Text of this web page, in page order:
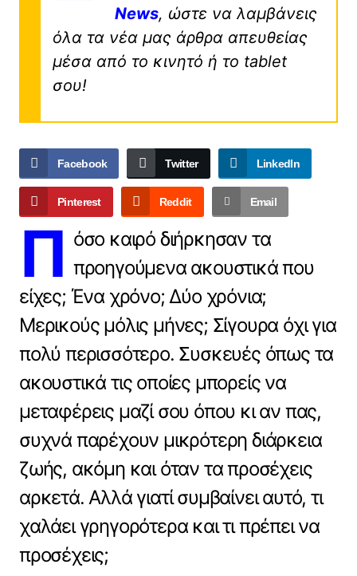
News, ώστε να λαμβάνεις
όλα τα νέα μας άρθρα απευθείας
μέσα από το κινητό ή το tablet
σου!
Facebook Twitter LinkedIn
Pinterest Reddit Email
Π όσο καιρό διήρκησαν τα
προηγούμενα ακουστικά που
είχες; Ένα χρόνο; Δύο χρόνια;
Μερικούς μόλις μήνες; Σίγουρα όχι για
πολύ περισσότερο. Συσκευές όπως τα
ακουστικά τις οποίες μπορείς να
μεταφέρεις μαζί σου όπου κι αν πας,
συχνά παρέχουν μικρότερη διάρκεια
ζωής, ακόμη και όταν τα προσέχεις
αρκετά. Αλλά γιατί συμβαίνει αυτό, τι
χαλάει γρηγορότερα και τι πρέπει να
προσέχεις;